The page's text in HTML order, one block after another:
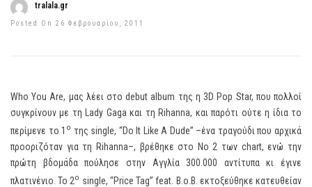
tralala.gr
Posted On 26 Φεβρουαρίου, 2011
Who You Are, μας λέει στο debut album της η 3D Pop Star, που πολλοί
συγκρίνουν με τη Lady Gaga και τη Rihanna, και παρότι ούτε η ίδια το
περίμενε το 1 ο της single, “Do It Like A Dude” –ένα τραγούδι που αρχικά
προοριζόταν για τη Rihanna–, βρέθηκε στο Νο 2 των chart, ενώ την
πρώτη βδομάδα πούλησε στην Αγγλία 300.000 αντίτυπα κι έγινε
πλατινένιο. Το 2ο single, “Price Tag” feat. B.o.B. εκτοξεύθηκε κατευθείαν